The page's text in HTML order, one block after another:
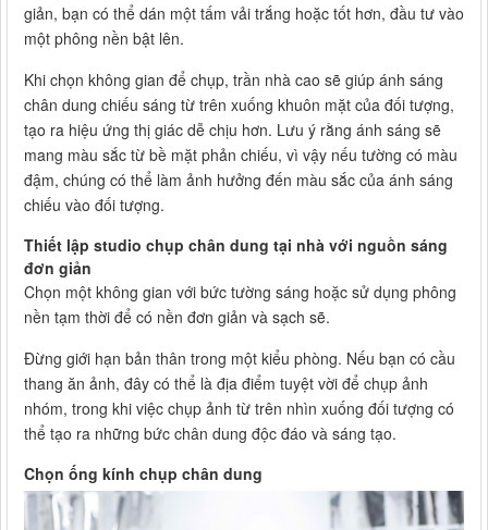
giản, bạn có thể dán một tấm vải trắng hoặc tốt hơn, đầu tư vào
một phông nền bật lên.
Khi chọn không gian để chụp, trần nhà cao sẽ giúp ánh sáng
chân dung chiếu sáng từ trên xuống khuôn mặt của đối tượng,
tạo ra hiệu ứng thị giác dễ chịu hơn. Lưu ý rằng ánh sáng sẽ
mang màu sắc từ bề mặt phản chiếu, vì vậy nếu tường có màu
đậm, chúng có thể làm ảnh hưởng đến màu sắc của ánh sáng
chiếu vào đối tượng.
Thiết lập studio chụp chân dung tại nhà với nguồn sáng
đơn giản
Chọn một không gian với bức tường sáng hoặc sử dụng phông
nền tạm thời để có nền đơn giản và sạch sẽ.
Đừng giới hạn bản thân trong một kiểu phòng. Nếu bạn có cầu
thang ăn ảnh, đây có thể là địa điểm tuyệt vời để chụp ảnh
nhóm, trong khi việc chụp ảnh từ trên nhìn xuống đối tượng có
thể tạo ra những bức chân dung độc đáo và sáng tạo.
Chọn ống kính chụp chân dung